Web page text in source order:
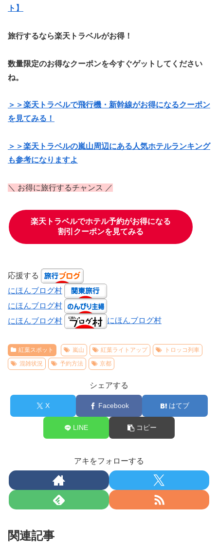
ト】
旅行するなら楽天トラベルがお得！
数量限定のお得なクーポンを今すぐゲットしてください
ね。
＞＞楽天トラベルで飛行機・新幹線がお得になるクーポン
を見てみる！
＞＞楽天トラベルの嵐山周辺にある人気ホテルランキング
も参考になりますよ
＼ お得に旅行するチャンス ／
楽天トラベルでホテル予約がお得になる
割引クーポンを見てみる
応援する
にほんブログ村
にほんブログ村
にほんブログ村
にほんブログ村
紅葉スポット 嵐山 紅葉ライトアップ
トロッコ列車
混雑状況
予約方法 京都
シェアする
X Facebook はてブ
LINE コピー
アキをフォローする
関連記事